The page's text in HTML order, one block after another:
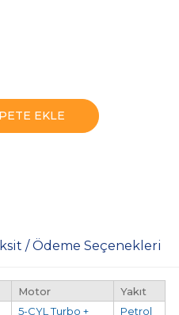
EKLE
/ Ödeme Seçenekleri
Motor
Yakıt
5-CYL Turbo +
Petrol